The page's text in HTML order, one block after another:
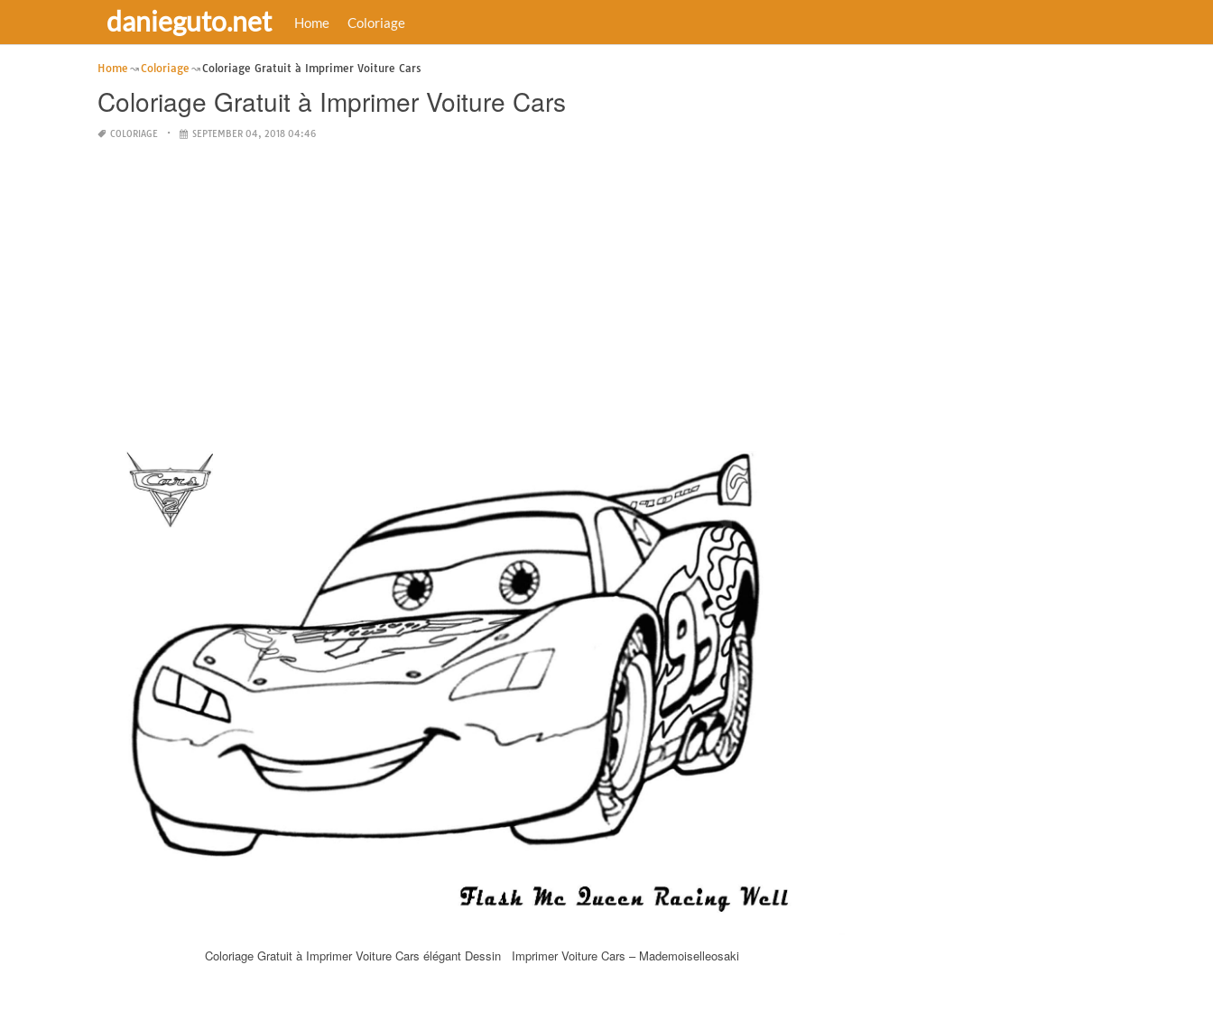
danieguto.net Home Coloriage
Home Coloriage Coloriage Gratuit à Imprimer Voiture Cars
Coloriage Gratuit à Imprimer Voiture Cars
COLORIAGE SEPTEMBER 04, 2018 04:46
Coloriage Gratuit à Imprimer Voiture Cars élégant Dessin Imprimer Voiture Cars – Mademoiselleosaki